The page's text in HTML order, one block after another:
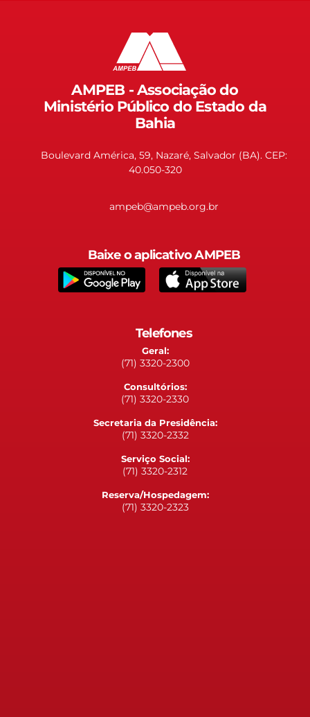
AMPEB - Associação do
Ministério Público do Estado da
Bahia
Boulevard América, 59, Nazaré, Salvador (BA). CEP:
40.050-320
ampeb@ampeb.org.br
Baixe o aplicativo AMPEB
Telefones
Geral:
(71) 3320-2300
Consultórios:
(71) 3320-2330
Secretaria da Presidência:
(71) 3320-2332
Serviço Social:
(71) 3320-2312
Reserva/Hospedagem:
(71) 3320-2323